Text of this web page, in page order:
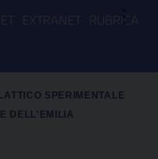
⋮
EXTRANET RUBRICA
SPERIMENTALE
DELL'EMILIA